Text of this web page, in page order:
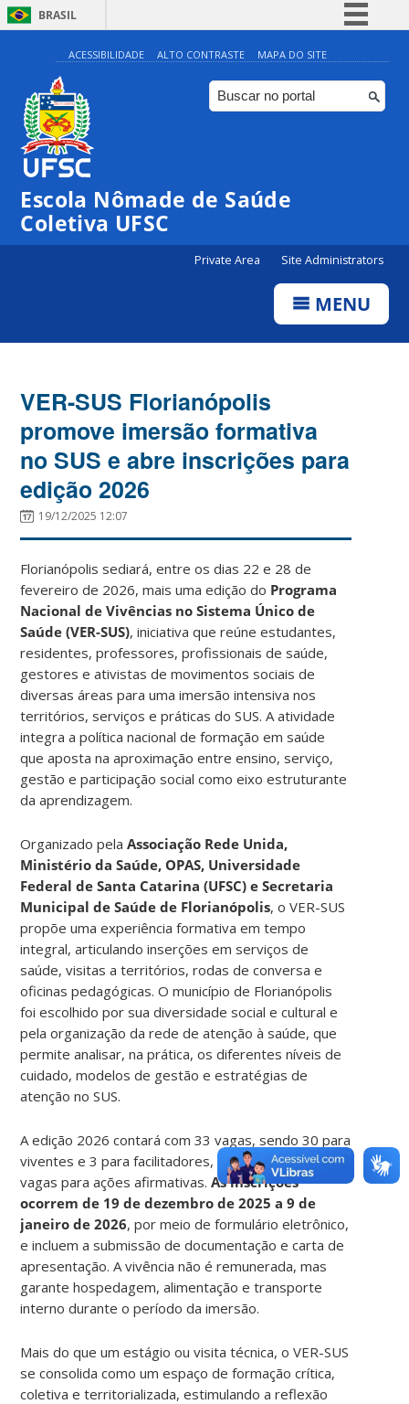
BRASIL
Simplifique!
Comunica BR
Participe
Canais
ACESSIBILIDADE ALTO CONTRASTE MAPA DO SITE
Escola Nômade de Saúde
Coletiva UFSC
Private Area Site Administrators
MENU
VER-SUS Florianópolis
promove imersão formativa
no SUS e abre inscrições para
edição 2026
19/12/2025 12:07
Florianópolis sediará, entre os dias 22 e 28 de
fevereiro de 2026, mais uma edição do Programa
Nacional de Vivências no Sistema Único de
Saúde (VER-SUS), iniciativa que reúne estudantes,
residentes, professores, profissionais de saúde,
gestores e ativistas de movimentos sociais de
diversas áreas para uma imersão intensiva nos
territórios, serviços e práticas do SUS. A atividade
integra a política nacional de formação em saúde
que aposta na aproximação entre ensino, serviço,
gestão e participação social como eixo estruturante
da aprendizagem.
Organizado pelaAssociação Rede Unida,
Ministério da Saúde, OPAS, Universidade
Federal de Santa Catarina (UFSC) e Secretaria
Municipal de Saúde de Florianópolis, o VER-SUS
propõe uma experiência formativa em tempo
integral, articulando inserções em serviços de
saúde, visitas a territórios, rodas de conversa e
oficinas pedagógicas. O município de Florianópolis
foi escolhido por sua diversidade social e cultural e
pela organização da rede de atenção à saúde, que
permite analisar, na prática, os diferentes níveis de
cuidado, modelos de gestão e estratégias de
atenção no SUS.
A edição 2026 contará com 33 vagas, sendo 30 para
viventes e 3 para facilitadores, com reserva de
vagas para ações afirmativas.As inscrições
ocorrem de 19 de dezembro de 2025 a 9 de
janeiro de 2026, por meio de formulário eletrônico,
e incluem a submissão de documentação e carta de
apresentação. A vivência não é remunerada, mas
garante hospedagem, alimentação e transporte
interno durante o período da imersão.
Mais do que um estágio ou visita técnica, o VER-SUS
se consolida como um espaço de formação crítica,
coletiva e territorializada, estimulando a reflexão